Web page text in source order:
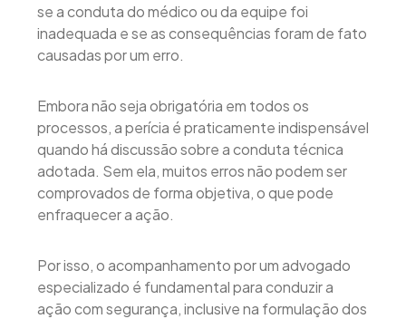
se a conduta do médico ou da equipe foi
inadequada e se as consequências foram de fato
causadas por um erro.
Embora não seja obrigatória em todos os
processos, a perícia é praticamente indispensável
quando há discussão sobre a conduta técnica
adotada. Sem ela, muitos erros não podem ser
comprovados de forma objetiva, o que pode
enfraquecer a ação.
Por isso, o acompanhamento por um advogado
especializado é fundamental para conduzir a
ação com segurança, inclusive na formulação dos